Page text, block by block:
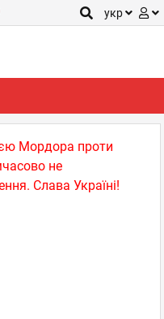
укр
Мордора проти
не
Слава Україні!